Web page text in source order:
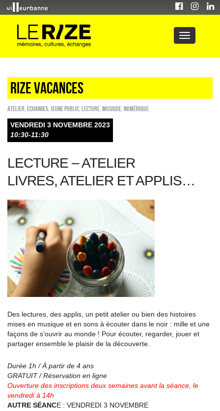
RIZE VACANCES
Atelier ECHANGES Jeune public Lecture Musique Numérique
VENDREDI 3 NOVEMBRE 2023
10:30-11:30
LECTURE – ATELIER
LIVRES, ATELIER ET APPLIS…
Des lectures, des applis, un petit atelier ou bien des histoires
mises en musique et en sons à écouter dans le noir : mille et une
façons de s’ouvrir au monde ! Pour écouter, regarder, jouer et
partager ensemble le plaisir de la découverte.
Durée 1h / À partir de 4 ans
GRATUIT / Réservation en ligne
Ouverture des inscriptions deux semaines avant la séance, le
vendredi à 14h
AUTRE SÉANCE : VENDREDI 3 NOVEMBRE